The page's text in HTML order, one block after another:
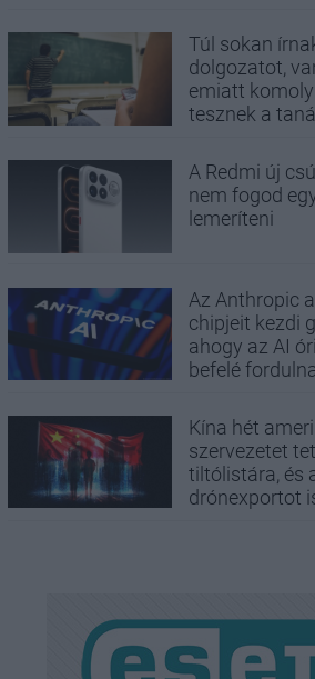
Túl sokan
dolgozatot,
emiatt
tesznek a
A Redmi új
nem fogod
lemeríteni
Az Anthropic
chipjeit kezdi
ahogy az AI
befelé
Kína hét
szervezetet
tiltólistára, és
drónexportot